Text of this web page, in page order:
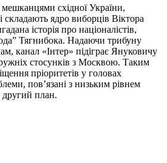
східної України,
ядро виборців Віктора
історія про націоналістів,
Тягнибока. Надаючи трибуну
канал «Інтер» підіграє Януковичу
стосунків з Москвою. Таким
пріоритетів у головах
пов’язані з низьким рівнем
другий план.